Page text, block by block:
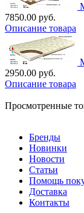
7850.00 руб.
Описание товара
2950.00 руб.
Описание товара
Просмотренные
Бренды
Новинки
Новости
Статьи
Помощь
Доставка
Контакты